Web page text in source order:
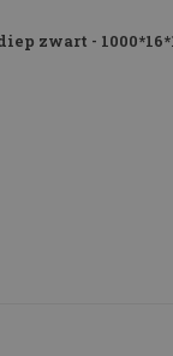
zwart -